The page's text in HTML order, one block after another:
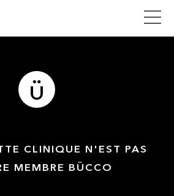
CLINIQUE N'EST PAS
MEMBRE BÜCCO